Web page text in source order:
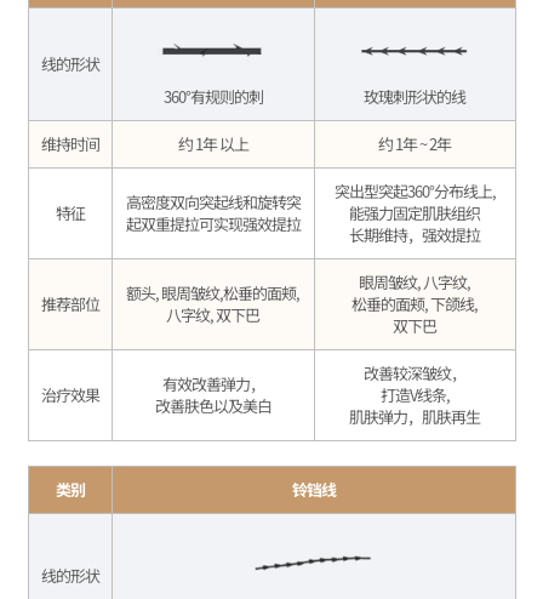
线的形状
360°有规则的刺
玫瑰刺形状的线
维持时间 约 1年 以上 约 1年 ~ 2年
特征
高密度双向突起线和旋转突
起双重提拉可实现强效提拉
突出型突起360°分布线上,
能强力固定肌肤组织
长期维持，强效提拉
推荐部位
额头, 眼周皱纹,松垂的面颊,
八字纹, 双下巴
眼周皱纹, 八字纹,
松垂的面颊, 下颌线,
双下巴
治疗效果
有效改善弹力，
改善肤色以及美白
改善较深皱纹，
打造V线条,
肌肤弹力，肌肤再生
类别 铃铛线
线的形状